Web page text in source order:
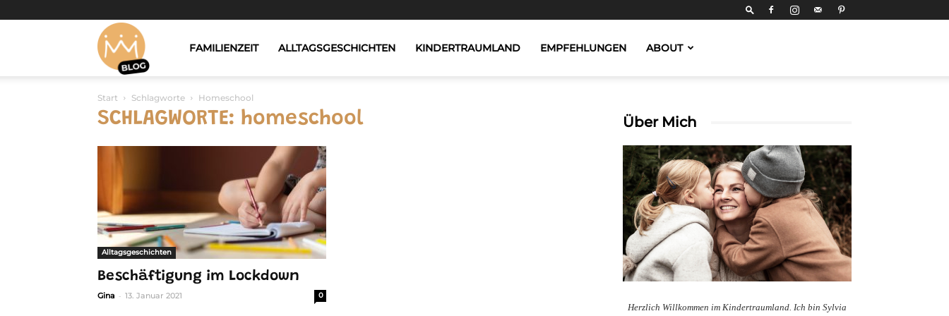
Dreams4Kids
-
FAMILIENZEIT ALLTAGSGESCHICHTEN KINDERTRAUMLAND EMPFEHLUNGEN ABOUT
Start Schlagworte Homeschool
SCHLAGWORTE: homeschool
Alltagsgeschichten
Beschäftigung im Lockdown
Gina - 13. Januar 2021 0
Über Mich
Herzlich Willkommen im Kindertraumland. Ich bin Sylvia